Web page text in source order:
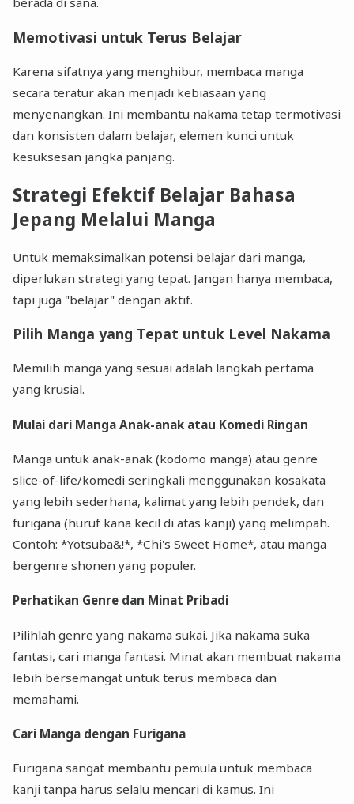
Memotivasi untuk Terus Belajar
Karena sifatnya yang menghibur, membaca manga
secara teratur akan menjadi kebiasaan yang
menyenangkan. Ini membantu nakama tetap termotivasi
dan konsisten dalam belajar, elemen kunci untuk
kesuksesan jangka panjang.
Strategi Efektif Belajar Bahasa
Jepang Melalui Manga
Untuk memaksimalkan potensi belajar dari manga,
diperlukan strategi yang tepat. Jangan hanya membaca,
tapi juga "belajar" dengan aktif.
Pilih Manga yang Tepat untuk Level Nakama
Memilih manga yang sesuai adalah langkah pertama
yang krusial.
Mulai dari Manga Anak-anak atau Komedi Ringan
Manga untuk anak-anak (kodomo manga) atau genre
slice-of-life/komedi seringkali menggunakan kosakata
yang lebih sederhana, kalimat yang lebih pendek, dan
furigana (huruf kana kecil di atas kanji) yang melimpah.
Contoh: *Yotsuba&!*, *Chi's Sweet Home*, atau manga
bergenre shonen yang populer.
Perhatikan Genre dan Minat Pribadi
Pilihlah genre yang nakama sukai. Jika nakama suka
fantasi, cari manga fantasi. Minat akan membuat nakama
lebih bersemangat untuk terus membaca dan
memahami.
Cari Manga dengan Furigana
Furigana sangat membantu pemula untuk membaca
kanji tanpa harus selalu mencari di kamus. Ini